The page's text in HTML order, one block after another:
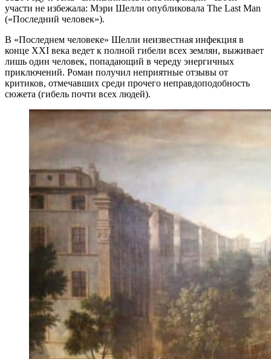
участи не избежала: Мэри Шелли опубликовала The Last Man
(«Последний человек»).
В «Последнем человеке» Шелли неизвестная инфекция в
конце XXI века ведет к полной гибели всех землян, выживает
лишь один человек, попадающий в череду энергичных
приключений. Роман получил неприятные отзывы от
критиков, отмечавших среди прочего неправдоподобность
сюжета (гибель почти всех людей).